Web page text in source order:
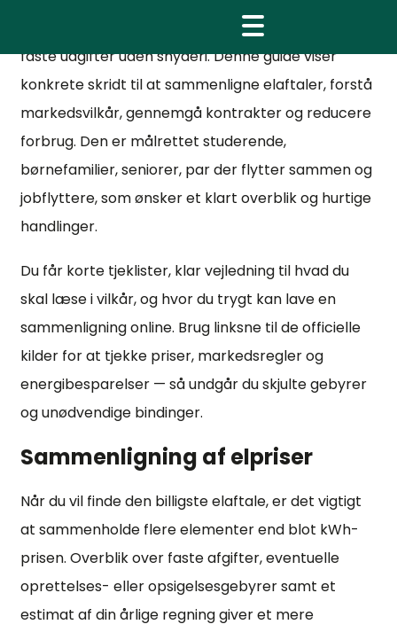
Billigste el aftale er målet, når du vil skære ned på
faste udgifter uden snyderi. Denne guide viser
konkrete skridt til at sammenligne elaftaler, forstå
markedsvilkår, gennemgå kontrakter og reducere
forbrug. Den er målrettet studerende,
børnefamilier, seniorer, par der flytter sammen og
jobflyttere, som ønsker et klart overblik og hurtige
handlinger.
Du får korte tjeklister, klar vejledning til hvad du
skal læse i vilkår, og hvor du trygt kan lave en
sammenligning online. Brug linksne til de officielle
kilder for at tjekke priser, markedsregler og
energibesparelser — så undgår du skjulte gebyrer
og unødvendige bindinger.
Sammenligning af elpriser
Når du vil finde den billigste elaftale, er det vigtigt
at sammenholde flere elementer end blot kWh-
prisen. Overblik over faste afgifter, eventuelle
oprettelses- eller opsigelsesgebyrer samt et
estimat af din årlige regning giver et mere